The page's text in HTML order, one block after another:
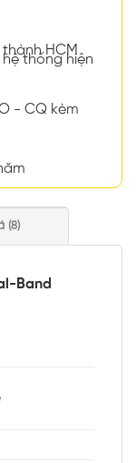
HCM
thống hiện
- CQ kèm
(8)
Band